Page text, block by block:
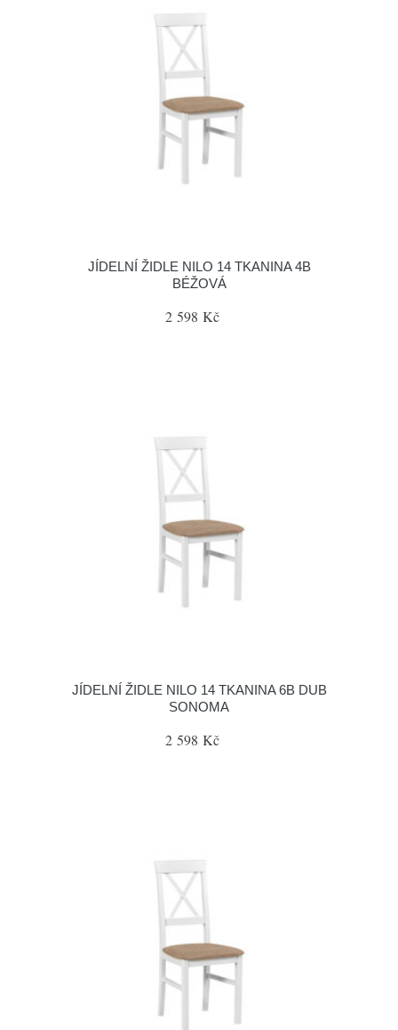
JÍDELNÍ ŽIDLE NILO 14 TKANINA 4B
BÉŽOVÁ
2 598 Kč
JÍDELNÍ ŽIDLE NILO 14 TKANINA 6B DUB
SONOMA
2 598 Kč